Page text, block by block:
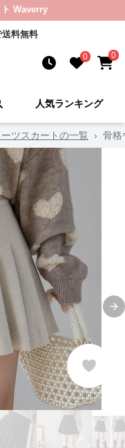
Waverry
料無料
0 0
人気ランキング
ツスカートの一覧 › 骨格